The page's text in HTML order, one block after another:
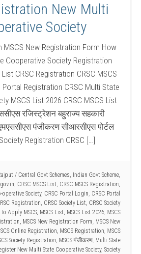
New Multi
Society
MSCS New Registration Form How
Cooperative Society Registration
CRSC Registration CRSC MSCS
Portal Registration CRSC Multi State
MSCS List 2026 CRSC MSCS List
रजिस्ट्रेशन बहुराज्य सहकारी
पंजीकरण सीआरसीएस पोर्टल
Registration CRSC […]
/ Central Govt Schemes, Indian Govt Scheme,
, CRSC MSCS List, CRSC MSCS Registration,
operative Society, CRSC Portal Login, CRSC Portal
Registration, CRSC Society List, CRSC Society
to Apply MSCS, MSCS List, MSCS List 2026, MSCS
, MSCS New Registration Form, MSCS New
Online Registration, MSCS Registration, MSCS
Society Registration, MSCS पंजीकरण, Multi State
New Multi State Cooperative Society, Society